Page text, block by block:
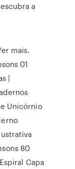
a
mais.
01
|
Unicórnio
80
Capa